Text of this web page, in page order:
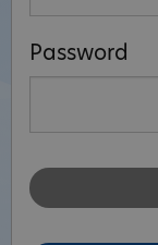
Password